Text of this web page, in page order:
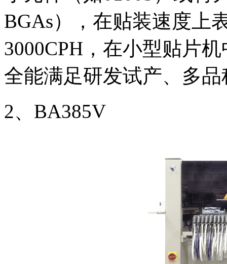
BGAs），在贴装速度上
3000CPH，在小型贴片
全能满足研发试产、多
2、BA385V